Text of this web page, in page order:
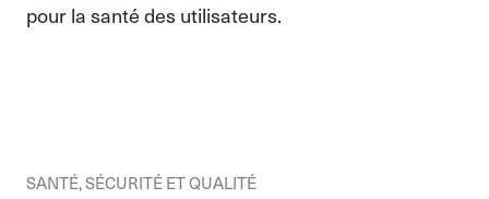
pour la santé des utilisateurs.
SANTÉ, SÉCURITÉ ET QUALITÉ